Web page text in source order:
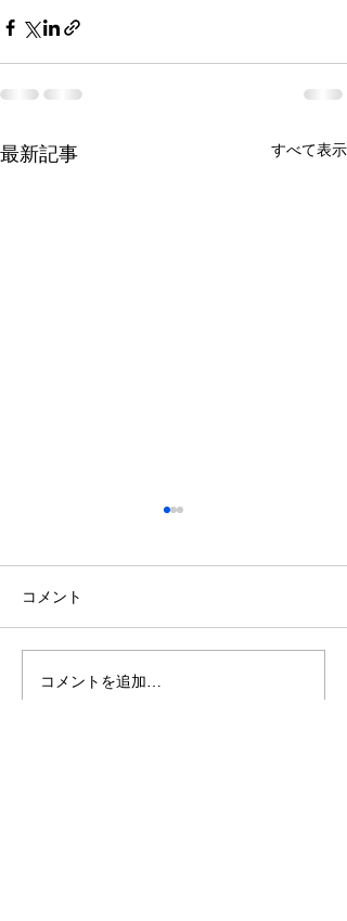
最新記事 すべて表示
今年は、やってみます。
コメント
コメントを追加…